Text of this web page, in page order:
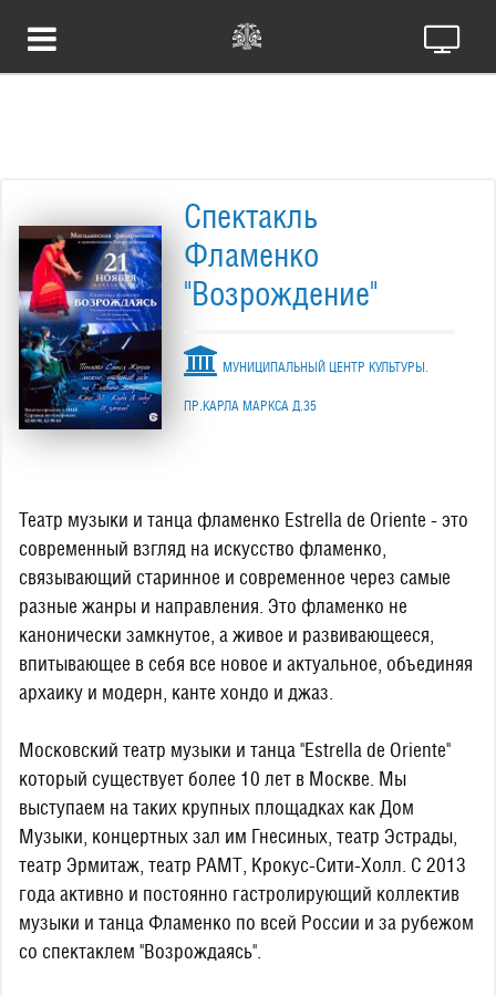
Спектакль
Фламенко
"Возрождение"
МУНИЦИПАЛЬНЫЙ ЦЕНТР КУЛЬТУРЫ.
ПР.КАРЛА МАРКСА Д.35
Театр музыки и танца фламенко Estrella de Oriente - это
современный взгляд на искусство фламенко,
связывающий старинное и современное через самые
разные жанры и направления. Это фламенко не
канонически замкнутое, а живое и развивающееся,
впитывающее в себя все новое и актуальное, объединяя
архаику и модерн, канте хондо и джаз.
Московский театр музыки и танца "Estrella de Oriente"
который существует более 10 лет в Москве. Мы
выступаем на таких крупных площадках как Дом
Музыки, концертных зал им Гнесиных, театр Эстрады,
театр Эрмитаж, театр РАМТ, Крокус-Сити-Холл. С 2013
года активно и постоянно гастролирующий коллектив
музыки и танца Фламенко по всей России и за рубежом
со спектаклем "Возрождаясь".